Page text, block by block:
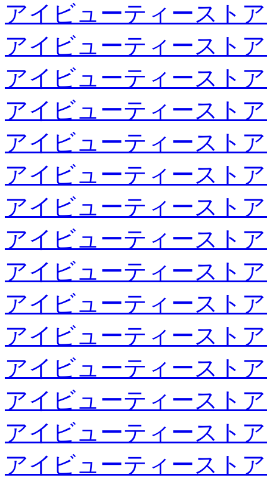
アイビューティースト
アイビューティースト
アイビューティースト
アイビューティースト
アイビューティースト
アイビューティースト
アイビューティースト
アイビューティースト
アイビューティースト
アイビューティースト
アイビューティースト
アイビューティースト
アイビューティースト
アイビューティースト
アイビューティースト